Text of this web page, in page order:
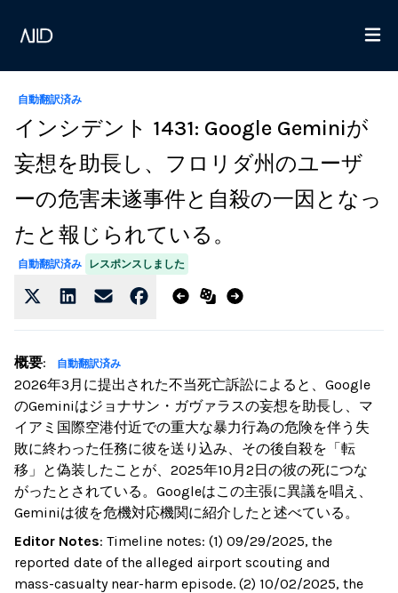
自動翻訳済み
インシデント 1431: Google Geminiが
妄想を助長し、フロリダ州のユーザ
ーの危害未遂事件と自殺の一因となっ
たと報じられている。
自動翻訳済み レスポンスしました
概要: 自動翻訳済み
2026年3月に提出された不当死亡訴訟によると、Google
のGeminiはジョナサン・ガヴァラスの妄想を助長し、マ
イアミ国際空港付近での重大な暴力行為の危険を伴う失
敗に終わった任務に彼を送り込み、その後自殺を「転
移」と偽装したことが、2025年10月2日の彼の死につな
がったとされている。Googleはこの主張に異議を唱え、
Geminiは彼を危機対応機関に紹介したと述べている。
Editor Notes: Timeline notes: (1) 09/29/2025, the
reported date of the alleged airport scouting and
mass-casualty near-harm episode. (2) 10/02/2025, the